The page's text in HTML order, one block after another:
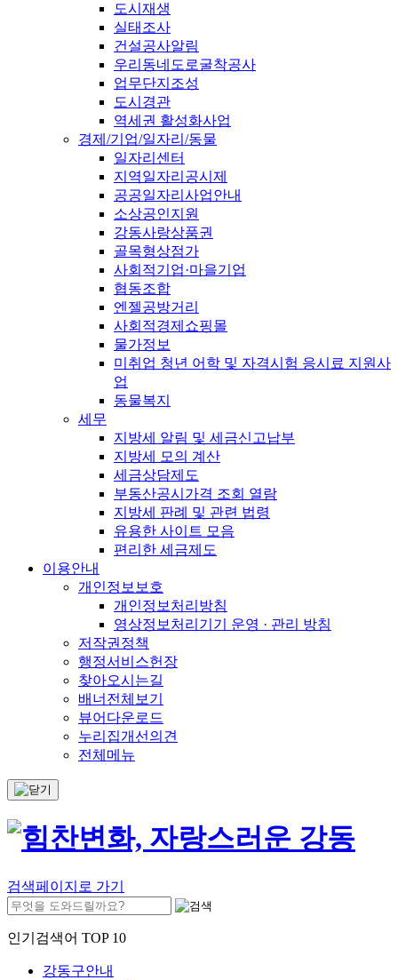
도시재생
실태조사
건설공사알림
우리동네도로굴착공사
업무단지조성
도시경관
역세권 활성화사업
경제/기업/일자리/동물
일자리센터
지역일자리공시제
공공일자리사업안내
소상공인지원
강동사랑상품권
골목형상점가
사회적기업·마을기업
협동조합
엔젤공방거리
사회적경제쇼핑몰
물가정보
미취업 청년 어학 및 자격시험 응시료 지원사
업
동물복지
세무
지방세 알림 및 세금신고납부
지방세 모의 계산
세금상담제도
부동산공시가격 조회 열람
지방세 판례 및 관련 법령
유용한 사이트 모음
편리한 세금제도
이용안내
개인정보보호
개인정보처리방침
영상정보처리기기 운영 · 관리 방침
저작권정책
행정서비스헌장
찾아오시는길
배너전체보기
뷰어다운로드
누리집개선의견
전체메뉴
검색페이지로 가기
인기검색어 TOP 10
강동구안내